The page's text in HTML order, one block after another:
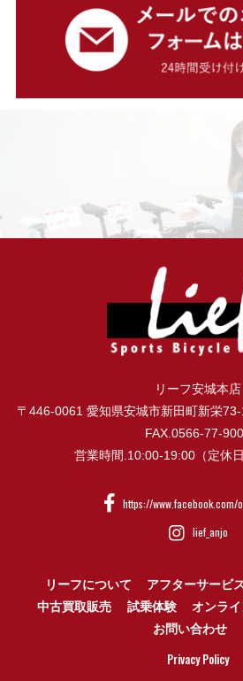
リーフ安城本店
〒446-0061 愛知県安城市新田町新栄
FAX.0566-77-
営業時間.10:00-19:00（定休日
https://www.facebook.com/
lief_anjo
リーフについて アフターサービ
中古買取販売
試乗体験 オンラ
お問い合わせ
Privacy Policy